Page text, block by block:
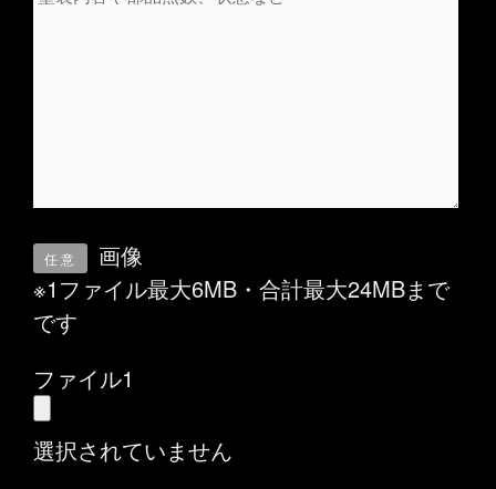
任意
画像
※1ファイル最大6MB・合計最大24MBまで
です
ファイル1
選択されていません